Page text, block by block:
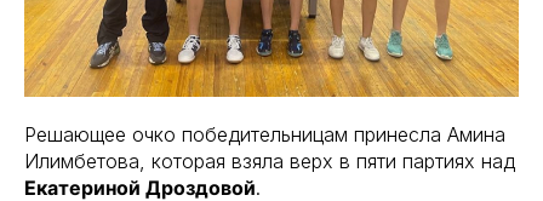
Решающее очко победительницам принесла Амина
Илимбетова, которая взяла верх в пяти партиях над
Екатериной Дроздовой.